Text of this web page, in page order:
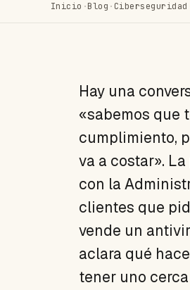
Inicio ·Blog · Ciberseguridad
Hay una
«sabemos que
cumplimiento,
va a costar».
con la
clientes que
vende un
aclara qué
tener uno